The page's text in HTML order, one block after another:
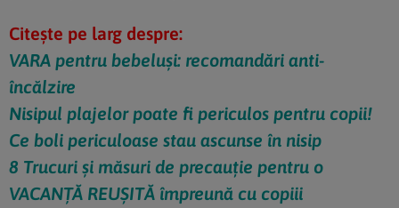
Citește pe larg despre:
VARA pentru bebeluși: recomandări anti-
încălzire
Nisipul plajelor poate fi periculos pentru copii!
Ce boli periculoase stau ascunse în nisip
8 Trucuri şi măsuri de precauţie pentru o
VACANȚĂ REUȘITĂ împreună cu copiii